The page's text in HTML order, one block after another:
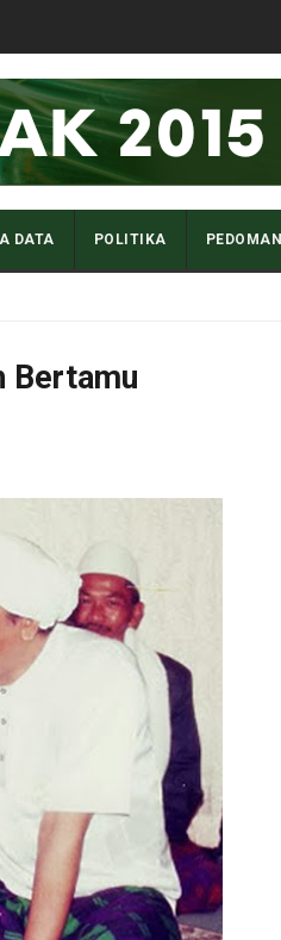
DATA POLITIKA PEDOMAN
Bertamu